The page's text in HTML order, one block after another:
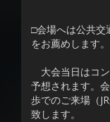
□会場へは公共交
をお薦めします。
大会当日はコ
予想されます。
歩でのご来場（
致します。